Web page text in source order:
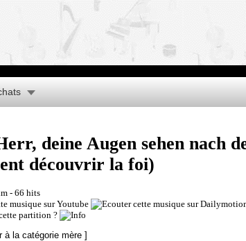
deine Augen sehen nach
découvrir la foi)
- 66 hits
à la catégorie mère ]